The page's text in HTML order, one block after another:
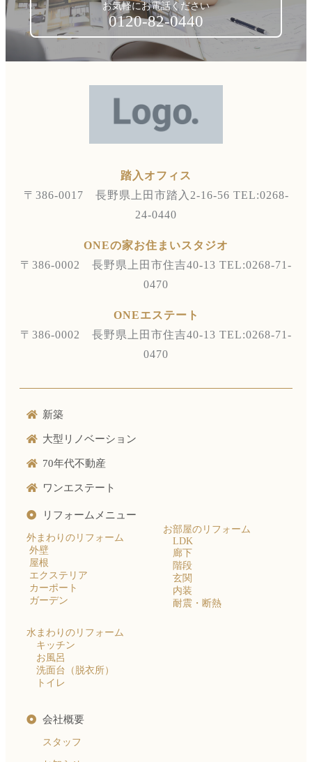
お気軽にお電話ください
0120-82-0440
踏入オフィス
〒386-0017 長野県上田市踏入2-16-56 TEL:0268-
24-0440
ONEの家お住まいスタジオ
〒386-0002 長野県上田市住吉40-13 TEL:0268-71-
0470
ONEエステート
〒386-0002 長野県上田市住吉40-13 TEL:0268-71-
0470
新築
大型リノベーション
70年代不動産
ワンエステート
リフォームメニュー
外まわりのリフォーム
外壁
屋根
エクステリア
カーポート
ガーデン
水まわりのリフォーム
キッチン
お風呂
洗面台（脱衣所）
トイレ
お部屋のリフォーム
LDK
廊下
階段
玄関
内装
耐震・断熱
会社概要
スタッフ